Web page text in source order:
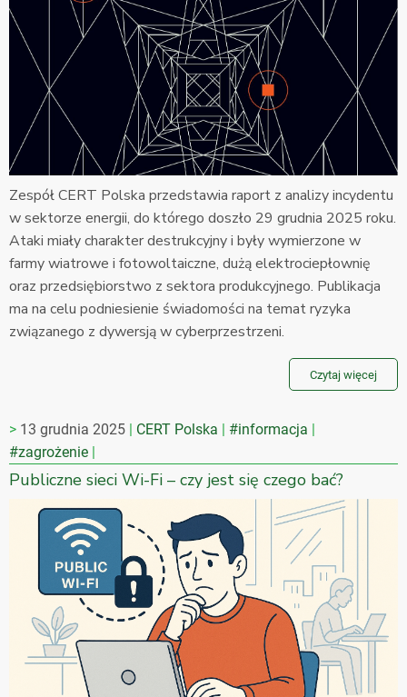
Zespół CERT Polska przedstawia raport z analizy incydentu
w sektorze energii, do którego doszło 29 grudnia 2025 roku.
Ataki miały charakter destrukcyjny i były wymierzone w
farmy wiatrowe i fotowoltaiczne, dużą elektrociepłownię
oraz przedsiębiorstwo z sektora produkcyjnego. Publikacja
ma na celu podniesienie świadomości na temat ryzyka
związanego z dywersją w cyberprzestrzeni.
Czytaj więcej
13 grudnia 2025 CERT Polska
#informacja
#zagrożenie
Publiczne sieci Wi-Fi – czy jest się czego bać?